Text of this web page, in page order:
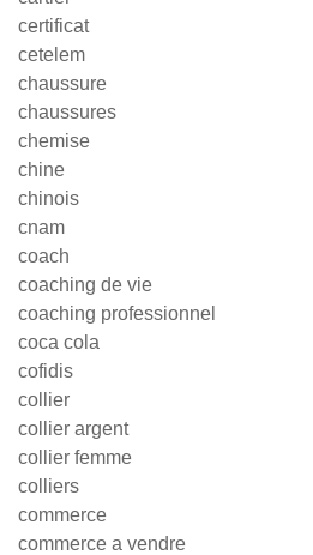
certificat
cetelem
chaussure
chaussures
chemise
chine
chinois
cnam
coach
coaching de vie
coaching professionnel
coca cola
cofidis
collier
collier argent
collier femme
colliers
commerce
commerce a vendre